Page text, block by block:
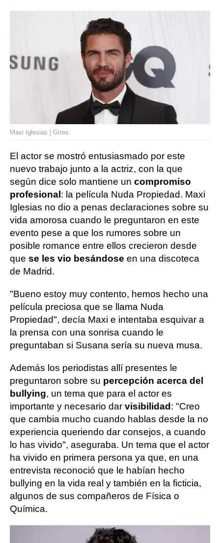
Maxi Iglesias | Gtres
El actor se mostró entusiasmado por este
nuevo trabajo junto a la actriz, con la que
según dice solo mantiene un compromiso
profesional: la película Nuda Propiedad. Maxi
Iglesias no dio a penas declaraciones sobre su
vida amorosa cuando le preguntaron en este
evento pese a que los rumores sobre un
posible romance entre ellos crecieron desde
que se les vio besándose en una discoteca
de Madrid.
"Bueno estoy muy contento, hemos hecho una
película preciosa que se llama Nuda
Propiedad", decía Maxi e intentaba esquivar a
la prensa con una sonrisa cuando le
preguntaban si Susana sería su nueva musa.
Además los periodistas allí presentes le
preguntaron sobre su percepción acerca del
bullying, un tema que para el actor es
importante y necesario dar visibilidad: "Creo
que cambia mucho cuando hablas desde la no
experiencia queriendo dar consejos, a cuando
lo has vivido", aseguraba. Un tema que el actor
ha vivido en primera persona ya que, en una
entrevista reconoció que le habían hecho
bullying en la vida real y también en la ficticia,
algunos de sus compañeros de Física o
Química.